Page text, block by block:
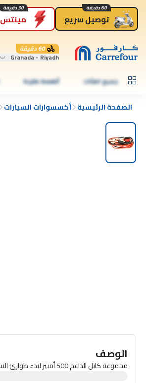
توصيل سريع
60 دقيقة
مينتس
30 دقيقة
60 دقيقة
Granada - Riyadh
جميع الفئات أطعمة طازجة
الصفحة الرئيسية أكسسوارات السيارات
الوصف
مجموعة كابل الداعم 500 أمبير لبدء طوارئ السيارة ، جودة عالية أصلية